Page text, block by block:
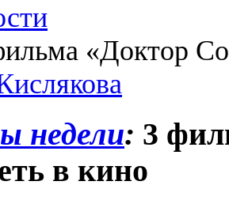
«Доктор
недели: 3
в кино